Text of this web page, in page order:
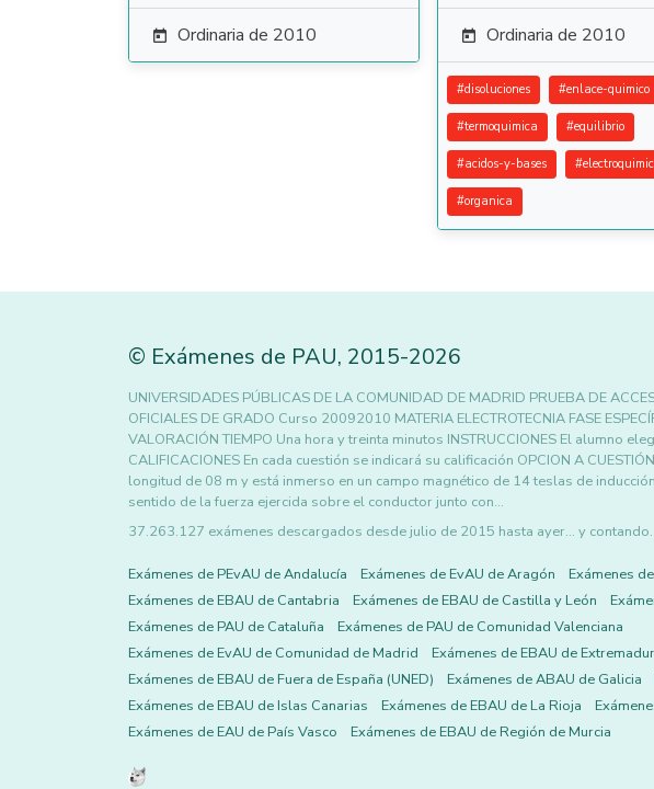
 Ordinaria de 2010  Ordinaria de 2010
#disoluciones #enlace-quimico
#termoquimica #equilibrio
#acidos-y-bases #
#organica
© Exámenes de PAU, 2015-2026
UNIVERSIDADES PÚBLICAS DE LA COMUNIDAD DE MADRID PRUEBA DE
OFICIALES DE GRADO Curso 20092010 MATERIA ELECTROTECNIA FASE
VALORACIÓN TIEMPO Una hora y treinta minutos INSTRUCCIONES El alumno
CALIFICACIONES En cada cuestión se indicará su calificación OPCION A
longitud de 08 m y está inmerso en un campo magnético de 14 teslas de
sentido de la fuerza ejercida sobre el conductor junto con…
37.263.127 exámenes descargados desde julio de 2015 hasta ayer... y contando.
Exámenes de PEvAU de Andalucía Exámenes de EvAU de Aragón
Exámenes
Exámenes de EBAU de Cantabria
Exámenes de EBAU de Castilla y León
Exámenes de PAU de Cataluña
Exámenes de PAU de Comunidad Valenciana
Exámenes de EvAU de Comunidad de Madrid
Exámenes de EBAU de
Exámenes de EBAU de Fuera de España (UNED)
Exámenes de ABAU de Galicia
Exámenes de EBAU de Islas Canarias
Exámenes de EBAU de La Rioja
Exámenes de EAU de País Vasco
Exámenes de EBAU de Región de Murcia